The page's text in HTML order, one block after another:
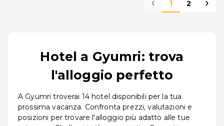
1 2
Hotel a Gyumri: trova
l'alloggio perfetto
A Gyumri troverai 14 hotel disponibili per la tua
prossima vacanza. Confronta prezzi, valutazioni e
posizioni per trovare l'alloggio più adatto alle tue